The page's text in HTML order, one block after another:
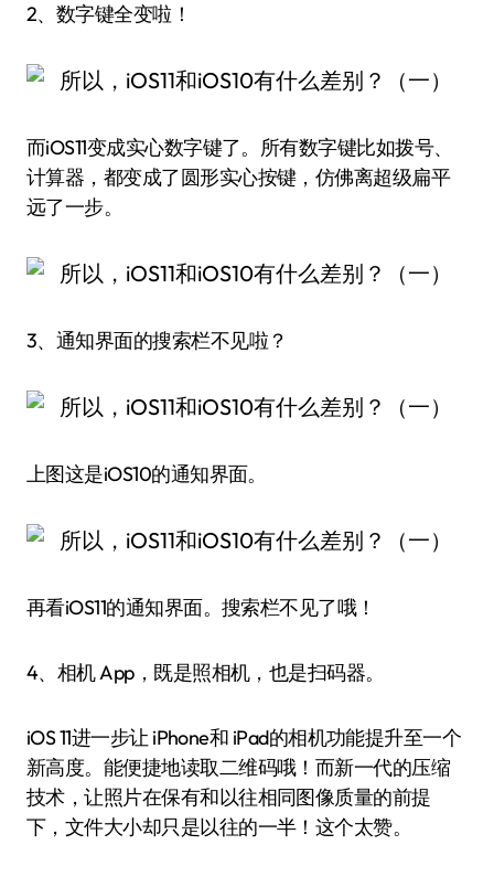
2、数字键全变啦！
而iOS11变成实心数字键了。所有数字键比如拨号、
计算器，都变成了圆形实心按键，仿佛离超级扁平
远了一步。
3、通知界面的搜索栏不见啦？
上图这是iOS10的通知界面。
再看iOS11的通知界面。搜索栏不见了哦！
4、相机 App，既是照相机，也是扫码器。
iOS 11进一步让 iPhone和 iPad的相机功能提升至一个
新高度。能便捷地读取二维码哦！而新一代的压缩
技术，让照片在保有和以往相同图像质量的前提
下，文件大小却只是以往的一半！这个太赞。